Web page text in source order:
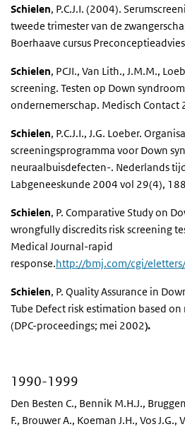
Schielen, P.C.J.I. (2004).
tweede trimester van de
Boerhaave cursus
Schielen, PCJI., Van Lith., J.M.M.,
screening. Testen op Down
ondernemerschap. Medisch
Schielen, P.C.J.I., J.G. Loeber.
screeningsprogramma voor Down
neuraalbuisdefecten-. Nederlands
Labgeneeskunde 2004 vol 29(4),
Schielen, P. Comparative Study on
wrongfully discredits risk screening
Medical Journal-rapid
response.http://bmj.com/cgi/
Schielen, P. Quality Assurance in
Tube Defect risk estimation based
(DPC-proceedings; mei 2002).
1990-1999
Den Besten C., Bennik M.H.J.,
F., Brouwer A., Koeman J.H., Vos J.G.,